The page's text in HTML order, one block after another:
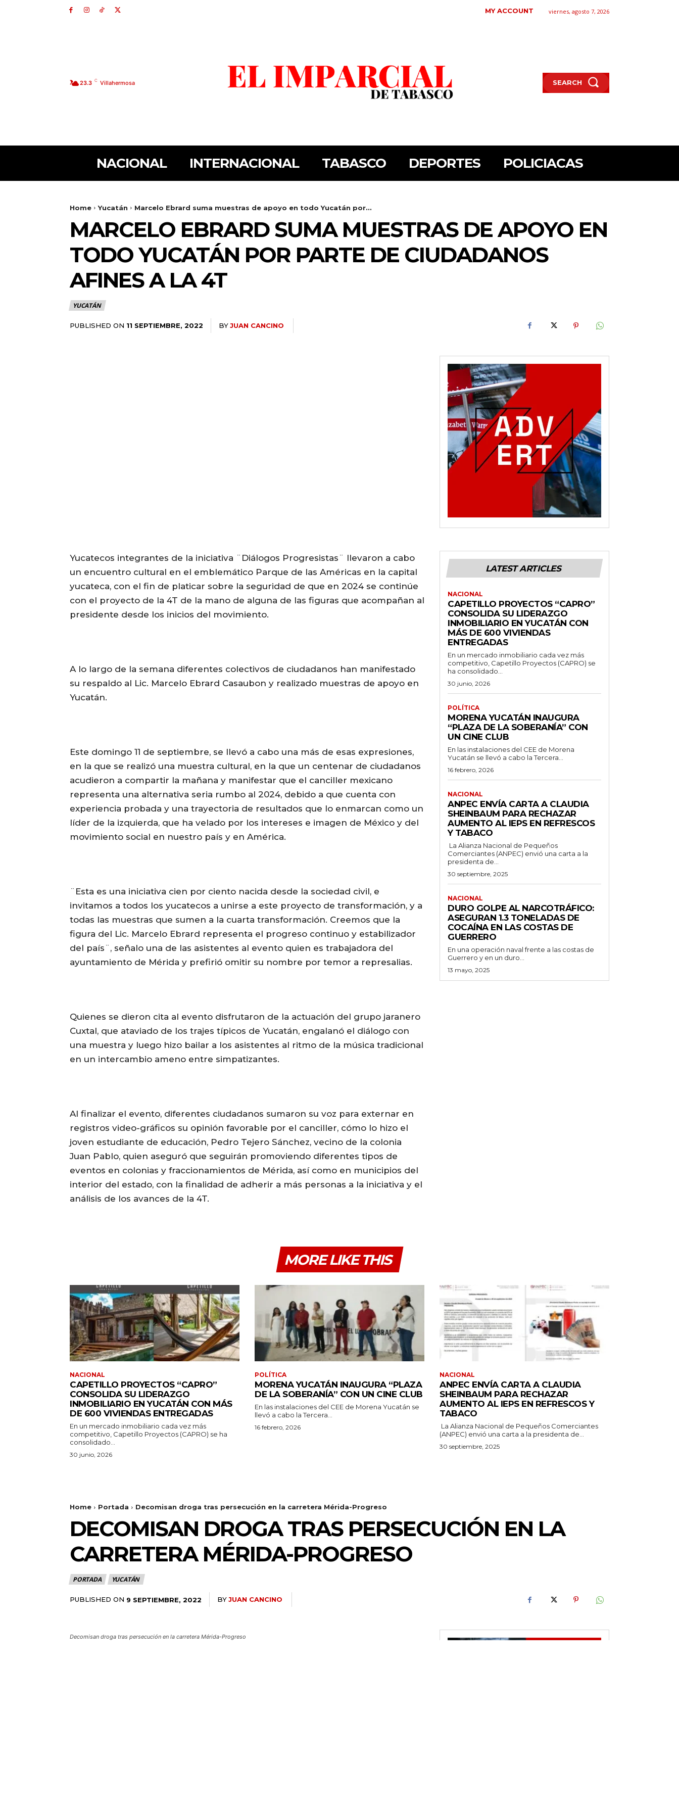
MY ACCOUNT viernes, agosto 7, 2026
23.3 C Villahermosa SEARCH
NACIONAL INTERNACIONAL TABASCO DEPORTES POLICIACAS
Home Yucatán Marcelo Ebrard suma muestras de apoyo en todo Yucatán por...
MARCELO EBRARD SUMA MUESTRAS DE APOYO EN
TODO YUCATÁN POR PARTE DE CIUDADANOS
AFINES A LA 4T
YUCATÁN
PUBLISHED ON 11 SEPTIEMBRE, 2022 BYJUAN CANCINO
Yucatecos integrantes de la iniciativa ¨Diálogos Progresistas¨ llevaron a cabo
un encuentro cultural en el emblemático Parque de las Américas en la capital
yucateca, con el fin de platicar sobre la seguridad de que en 2024 se continúe
con el proyecto de la 4T de la mano de alguna de las figuras que acompañan al
presidente desde los inicios del movimiento.
A lo largo de la semana diferentes colectivos de ciudadanos han manifestado
su respaldo al Lic. Marcelo Ebrard Casaubon y realizado muestras de apoyo en
Yucatán.
Este domingo 11 de septiembre, se llevó a cabo una más de esas expresiones,
en la que se realizó una muestra cultural, en la que un centenar de ciudadanos
acudieron a compartir la mañana y manifestar que el canciller mexicano
representa una alternativa seria rumbo al 2024, debido a que cuenta con
experiencia probada y una trayectoria de resultados que lo enmarcan como un
líder de la izquierda, que ha velado por los intereses e imagen de México y del
movimiento social en nuestro país y en América.
¨Esta es una iniciativa cien por ciento nacida desde la sociedad civil, e
invitamos a todos los yucatecos a unirse a este proyecto de transformación, y a
todas las muestras que sumen a la cuarta transformación. Creemos que la
figura del Lic. Marcelo Ebrard representa el progreso continuo y estabilizador
del país¨, señalo una de las asistentes al evento quien es trabajadora del
ayuntamiento de Mérida y prefirió omitir su nombre por temor a represalias.
Quienes se dieron cita al evento disfrutaron de la actuación del grupo jaranero
Cuxtal, que ataviado de los trajes típicos de Yucatán, engalanó el diálogo con
una muestra y luego hizo bailar a los asistentes al ritmo de la música tradicional
en un intercambio ameno entre simpatizantes.
Al finalizar el evento, diferentes ciudadanos sumaron su voz para externar en
registros video-gráficos su opinión favorable por el canciller, cómo lo hizo el
joven estudiante de educación, Pedro Tejero Sánchez, vecino de la colonia
Juan Pablo, quien aseguró que seguirán promoviendo diferentes tipos de
eventos en colonias y fraccionamientos de Mérida, así como en municipios del
interior del estado, con la finalidad de adherir a más personas a la iniciativa y el
análisis de los avances de la 4T.
LATEST ARTICLES
NACIONAL
CAPETILLO PROYECTOS “CAPRO”
CONSOLIDA SU LIDERAZGO
INMOBILIARIO EN YUCATÁN CON
MÁS DE 600 VIVIENDAS
ENTREGADAS
En un mercado inmobiliario cada vez más
competitivo, Capetillo Proyectos (CAPRO) se
ha consolidado...
30 junio, 2026
POLÍTICA
MORENA YUCATÁN INAUGURA
“PLAZA DE LA SOBERANÍA” CON
UN CINE CLUB
En las instalaciones del CEE de Morena
Yucatán se llevó a cabo la Tercera...
16 febrero, 2026
NACIONAL
ANPEC ENVÍA CARTA A CLAUDIA
SHEINBAUM PARA RECHAZAR
AUMENTO AL IEPS EN REFRESCOS
Y TABACO
La Alianza Nacional de Pequeños
Comerciantes (ANPEC) envió una carta a la
presidenta de...
30 septiembre, 2025
NACIONAL
DURO GOLPE AL NARCOTRÁFICO:
ASEGURAN 1.3 TONELADAS DE
COCAÍNA EN LAS COSTAS DE
GUERRERO
En una operación naval frente a las costas de
Guerrero y en un duro...
13 mayo, 2025
MORE LIKE THIS
NACIONAL
CAPETILLO PROYECTOS “CAPRO”
CONSOLIDA SU LIDERAZGO
INMOBILIARIO EN YUCATÁN CON MÁS
DE 600 VIVIENDAS ENTREGADAS
En un mercado inmobiliario cada vez más
competitivo, Capetillo Proyectos (CAPRO) se ha
consolidado...
30 junio, 2026
POLÍTICA
MORENA YUCATÁN INAUGURA “PLAZA
DE LA SOBERANÍA” CON UN CINE CLUB
En las instalaciones del CEE de Morena Yucatán se
llevó a cabo la Tercera...
16 febrero, 2026
NACIONAL
ANPEC ENVÍA CARTA A CLAUDIA
SHEINBAUM PARA RECHAZAR
AUMENTO AL IEPS EN REFRESCOS Y
TABACO
La Alianza Nacional de Pequeños Comerciantes
(ANPEC) envió una carta a la presidenta de...
30 septiembre, 2025